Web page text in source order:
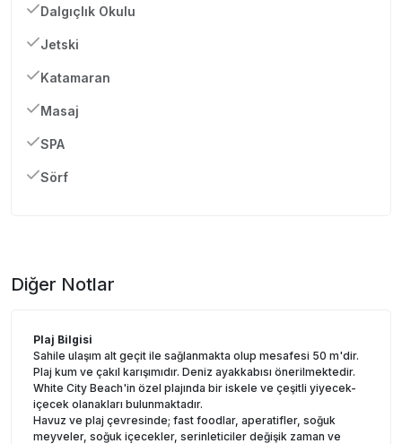
Dalgıçlık Okulu
Jetski
Katamaran
Masaj
SPA
Sörf
Diğer Notlar
Plaj Bilgisi
Sahile ulaşım alt geçit ile sağlanmakta olup mesafesi 50 m'dir.
Plaj kum ve çakıl karışımıdır. Deniz ayakkabısı önerilmektedir.
White City Beach'in özel plajında bir iskele ve çeşitli yiyecek-
içecek olanakları bulunmaktadır.
Havuz ve plaj çevresinde; fast foodlar, aperatifler, soğuk
meyveler, soğuk içecekler, serinleticiler değişik zaman ve